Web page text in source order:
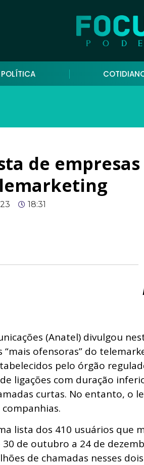
POLÍTICA
de
18:31
(Anatel) divulgou
“mais ofensoras” do
pelo órgão
ligações com duração
curtas. No entanto, o
lista dos 410 usuários que
de outubro a 24 de
de chamadas nesses